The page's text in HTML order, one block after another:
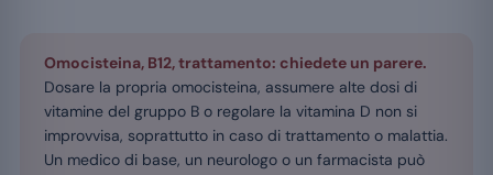
Omocisteina, B12, trattamento: chiedete un parere.
Dosare la propria omocisteina, assumere alte dosi di
vitamine del gruppo B o regolare la vitamina D non si
improvvisa, soprattutto in caso di trattamento o malattia.
Un medico di base, un neurologo o un farmacista può